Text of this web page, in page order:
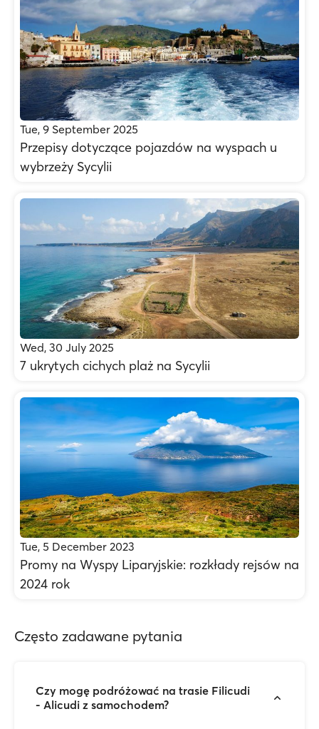
Tue, 9 September 2025
Przepisy dotyczące pojazdów na wyspach u
wybrzeży Sycylii
Wed, 30 July 2025
7 ukrytych cichych plaż na Sycylii
Tue, 5 December 2023
Promy na Wyspy Liparyjskie: rozkłady rejsów na
2024 rok
Często zadawane pytania
Czy mogę podróżować na trasie Filicudi
- Alicudi z samochodem?